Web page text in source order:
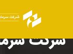
شرکت